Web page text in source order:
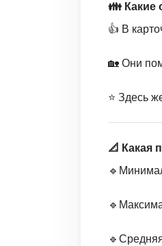
👪 Какие
👍 В
🏡 Они
⭐️ Здесь
📐 Какая